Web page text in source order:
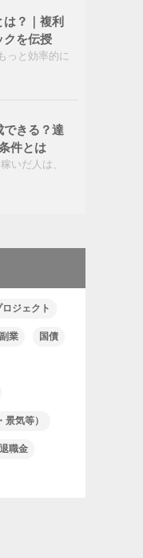
？｜複利
クを伝授
っと効率的に
できる？達
件とは
いだ人は、
ロジェクト
副業 国債
気等）
退職金